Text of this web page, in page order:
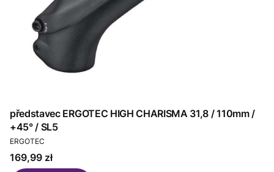
představec ERGOTEC HIGH CHARISMA 31,8 / 110mm /
+45° / SL5
PRODUCENT
ERGOTEC
Cena
169,99 zł